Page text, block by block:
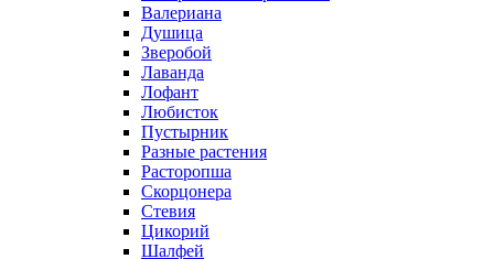
Валериана
Душица
Зверобой
Лаванда
Лофант
Любисток
Пустырник
Разные растения
Расторопша
Скорцонера
Стевия
Цикорий
Шалфей